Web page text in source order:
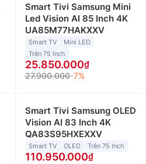
Smart Tivi Samsung Mini
Led Vision AI 85 Inch 4K
UA85M77HAKXXV
Smart TV
Mini LED
Trên 75 Inch
25.850.000
27.900.000-7%
Smart Tivi Samsung OLED
Vision AI 83 Inch 4K
QA83S95HXEXXV
Smart TV OLED Trên 75 Inch
110.950.000